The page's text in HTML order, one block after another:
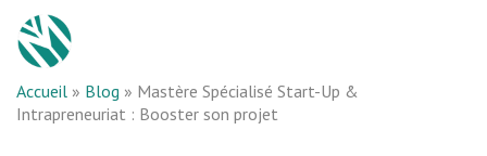
Accueil » Blog » Mastère Spécialisé Start-Up &
Intrapreneuriat : Booster son projet